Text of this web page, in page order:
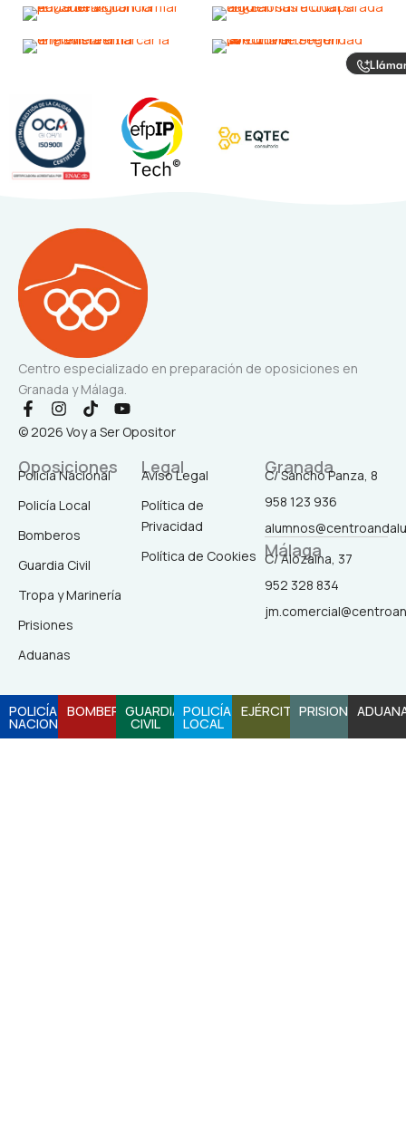
Centro especializado en preparación de oposiciones en
Granada y Málaga.
F
a
c
b
o
-
I
n
s
a
r
m
T
i
k
o
Y
o
u
© 2026 Voy a Ser Opositor
Oposiciones
Policía Nacional
Policía Local
Bomberos
Guardia Civil
Tropa y Marinería
Prisiones
Aduanas
Legal
Aviso Legal
Política de
Privacidad
Política de Cookies
Granada
C/ Sancho Panza, 8
958 123 936
Málaga
C/ Alozaina, 37
952 328 834
POLICÍA
NACIONAL
BOMBEROSGUARDIA
CIVIL
POLICÍA
LOCAL
EJÉRCITOPRISIONES